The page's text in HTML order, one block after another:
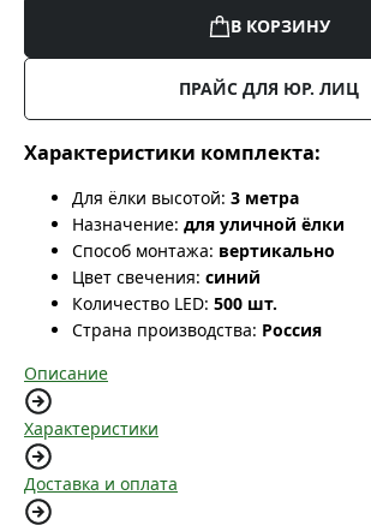
В КОРЗИНУ
ПРАЙС ДЛЯ ЮР. ЛИЦ
Характеристики комплекта:
Для ёлки высотой: 3 метра
Назначение: для уличной ёлки
Способ монтажа: вертикально
Цвет свечения: синий
Количество LED: 500 шт.
Страна производства: Россия
Описание
Характеристики
Доставка и оплата